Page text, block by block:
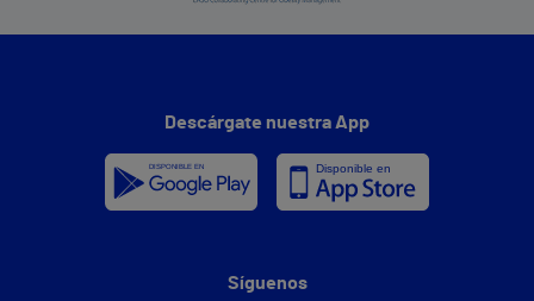
Descárgate nuestra App
Síguenos